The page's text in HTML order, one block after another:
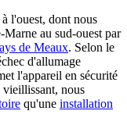
l'ouest, dont nous
Marne au sud-ouest par
de Meaux. Selon le
d'allumage
l'appareil en sécurité
nous
qu'une installation